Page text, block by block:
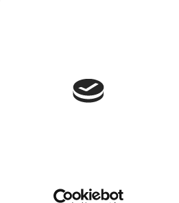
Fra 1.10.2021 er vi fler.